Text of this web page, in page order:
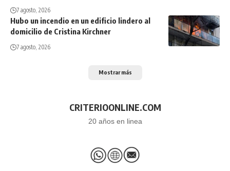
7 agosto, 2026
Hubo un incendio en un edificio lindero al
domicilio de Cristina Kirchner
7 agosto, 2026
Mostrar más
CRITERIOONLINE.COM
20 años en linea